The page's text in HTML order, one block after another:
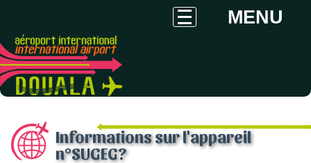
MENU
Informations sur l'appareil
n°SUGEG?